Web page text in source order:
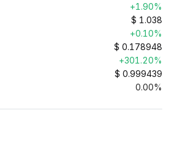
+1.90%
$ 1.038
+0.10%
$ 0.178948
+301.20%
$ 0.999439
0.00%